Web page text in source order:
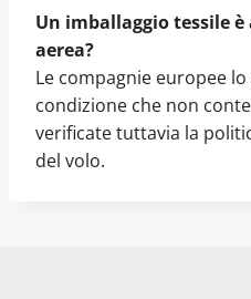
Un imballaggio tessile
aerea?
Le compagnie europee
condizione che non
verificate tuttavia la
del volo.